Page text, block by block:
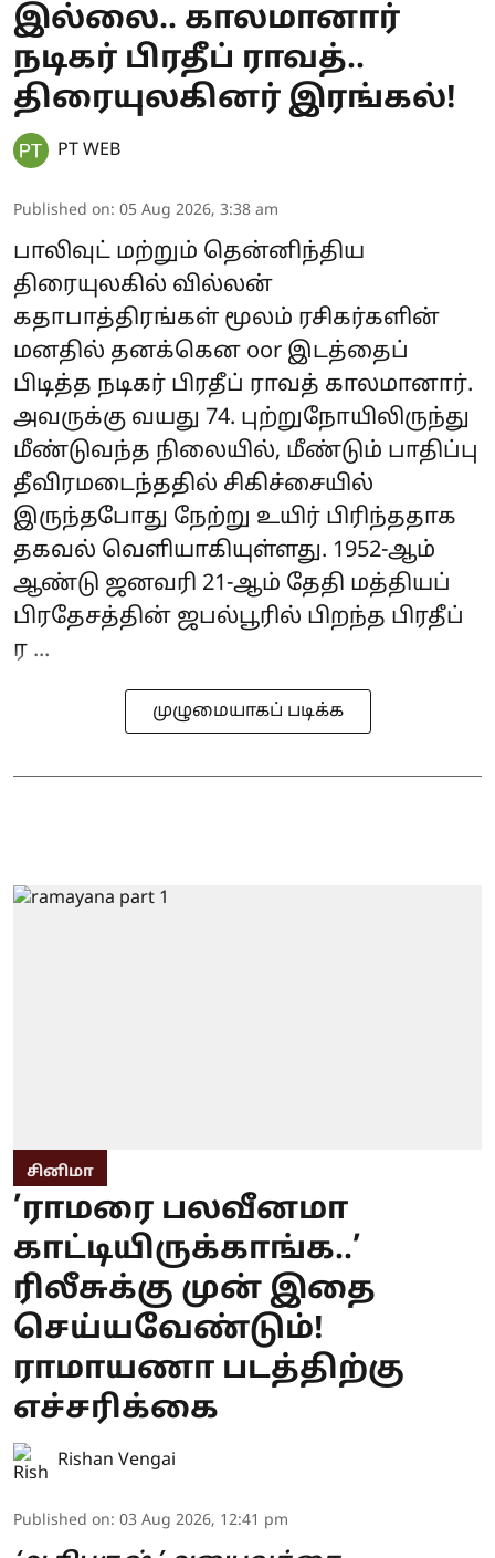
இல்லை.. காலமானார்
நடிகர் பிரதீப் ராவத்..
திரையுலகினர் இரங்கல்!
PT WEB
Published on: 05 Aug 2026, 3:38 am
பாலிவுட் மற்றும் தென்னிந்திய
திரையுலகில் வில்லன்
கதாபாத்திரங்கள் மூலம் ரசிகர்களின்
மனதில் தனக்கென oor இடத்தைப்
பிடித்த நடிகர் பிரதீப் ராவத் காலமானார்.
அவருக்கு வயது 74. புற்றுநோயிலிருந்து
மீண்டுவந்த நிலையில், மீண்டும் பாதிப்பு
தீவிரமடைந்ததில் சிகிச்சையில்
இருந்தபோது நேற்று உயிர் பிரிந்ததாக
தகவல் வெளியாகியுள்ளது. 1952-ஆம்
ஆண்டு ஜனவரி 21-ஆம் தேதி மத்தியப்
பிரதேசத்தின் ஜபல்பூரில் பிறந்த பிரதீப்
ர ...
முழுமையாகப் படிக்க
சினிமா
’ராமரை பலவீனமா
காட்டியிருக்காங்க..’
ரிலீசுக்கு முன் இதை
செய்யவேண்டும்!
ராமாயணா படத்திற்கு
எச்சரிக்கை
Rishan Vengai
Published on: 03 Aug 2026, 12:41 pm